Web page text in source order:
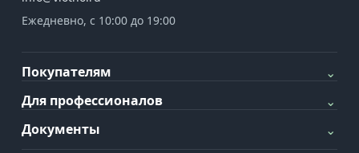
Ежедневно, с 10:00 до 19:00
Покупателям
⌄
Для профессионалов
⌄
Документы
⌄